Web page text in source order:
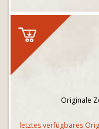
Originale
letztes verfügbares